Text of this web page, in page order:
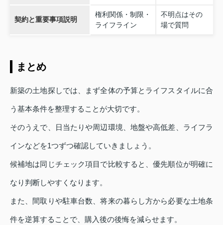
契約と重要事項説明
権利関係・制限・
ライフライン
不明点はその
場で質問
まとめ
新築の土地探しでは、まず全体の予算とライフスタイルに合
う基本条件を整理することが大切です。
そのうえで、日当たりや周辺環境、地盤や高低差、ライフラ
インなどを1つずつ確認していきましょう。
候補地は同じチェック項目で比較すると、優先順位が明確に
なり判断しやすくなります。
また、間取りや駐車台数、将来の暮らし方から必要な土地条
件を逆算することで、購入後の後悔を減らせます。